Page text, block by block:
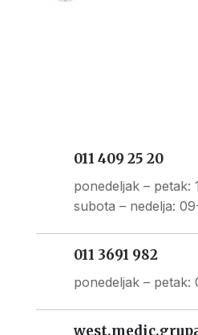
011 409 25 20
ponedeljak – petak:
subota – nedelja:
011 3691 982
ponedeljak – petak: